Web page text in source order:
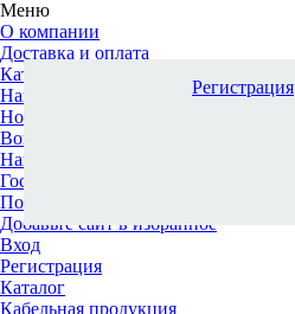
Меню
О компании
Доставка и оплата
Каталог
Наши офисы
Новости и новинки
Вопрос-ответ
Наша команда
Гос. заказчикам
Поставщикам
Добавьте сайт в избранное
Вход
Регистрация
Каталог
Кабельная продукция
Регистрация